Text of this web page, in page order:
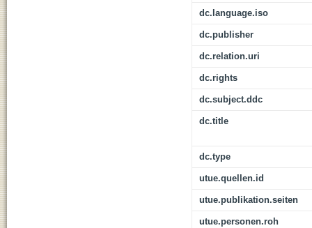
dc.language.iso
dc.publisher
dc.relation.uri
dc.rights
dc.subject.ddc
dc.title
dc.type
utue.quellen.id
utue.publikation.seiten
utue.personen.roh